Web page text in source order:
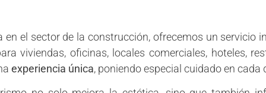
en el sector de la construcción, ofrecemos un servicio
viviendas, oficinas, locales comerciales, hoteles,
experiencia única, poniendo especial cuidado en cada